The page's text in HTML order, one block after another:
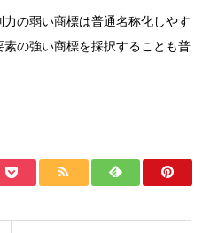
の弱い商標は普通名称化しやす
の強い商標を採択することも普